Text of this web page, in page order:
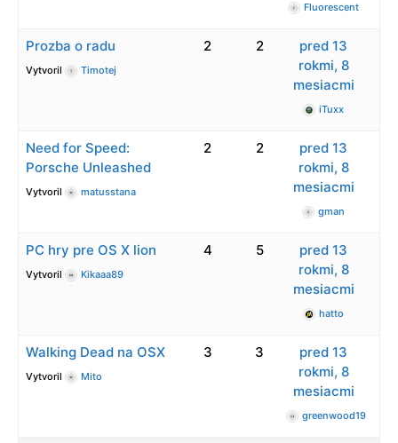
Fluorescent
Prozba o radu
Vytvoril Timotej
2 2
pred 13
rokmi, 8
mesiacmi
iTuxx
Need for Speed:
Porsche Unleashed
Vytvoril matusstana
2 2
pred 13
rokmi, 8
mesiacmi
gman
PC hry pre OS X lion
Vytvoril Kikaaa89
4 5
pred 13
rokmi, 8
mesiacmi
hatto
Walking Dead na OSX
Vytvoril Mito
3 3
pred 13
rokmi, 8
mesiacmi
greenwood19